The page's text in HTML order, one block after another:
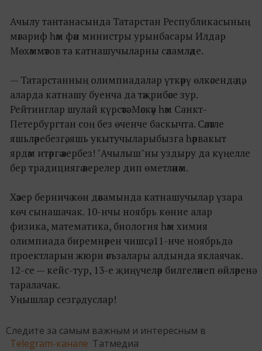
Ачылу тантанасында Татарстан Республикасының
мәгариф һәм фән министры урынбасары Илдар
Мөхәммәтов та катнашучыларны сәламләде.
— Татарстанның олимпиадалар үткәрү өлкәсендә дә,
аларда катнашу буенча да тәҗрибәсе зур.
Рейтинглар шулай күрсәтә: Мәскәү һәм Санкт-
Петербургтан соң без өченче баскычта. Сәләтле
яшьләребезгә, яшь укытучыларыбызга һәрвакыт
ярдәм итәргә әзербез! "Ачылыш"ны уздыру да күңелле
бер традициягә әверелер дип өметләнәм.
Хәзер берничә көн дәвамында катнашучылар үзара
көч сынашачак. 10-нчы ноябрь көнне алар
физика, математика, биология һәм химия
олимпиада биремнәрен чишсә, 11-нче ноябрьдә
проектларын жюри әгъзалары алдында яклаячак.
12-се — кейс-тур, 13-е җиңүчеләр билгеләнеп өйләренә
таралачак.
Уңышлар сезгә, дуслар!
Следите за самым важным и интересным в
Telegram-канале Татмедиа